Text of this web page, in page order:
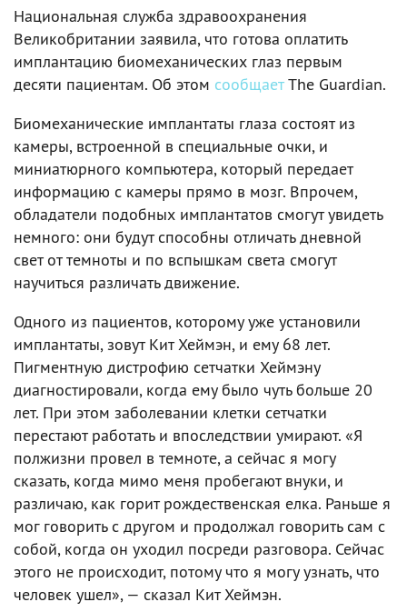
Национальная служба здравоохранения
Великобритании заявила, что готова оплатить
имплантацию биомеханических глаз первым
десяти пациентам. Об этом сообщаетThe Guardian.
Биомеханические имплантаты глаза состоят из
камеры, встроенной в специальные очки, и
миниатюрного компьютера, который передает
информацию с камеры прямо в мозг. Впрочем,
обладатели подобных имплантатов смогут увидеть
немного: они будут способны отличать дневной
свет от темноты и по вспышкам света смогут
научиться различать движение.
Одного из пациентов, которому уже установили
имплантаты, зовут Кит Хеймэн, и ему 68 лет.
Пигментную дистрофию сетчатки Хеймэну
диагностировали, когда ему было чуть больше 20
лет. При этом заболевании клетки сетчатки
перестают работать и впоследствии умирают. «Я
полжизни провел в темноте, а сейчас я могу
сказать, когда мимо меня пробегают внуки, и
различаю, как горит рождественская елка. Раньше я
мог говорить с другом и продолжал говорить сам с
собой, когда он уходил посреди разговора. Сейчас
этого не происходит, потому что я могу узнать, что
человек ушел», — сказал Кит Хеймэн.